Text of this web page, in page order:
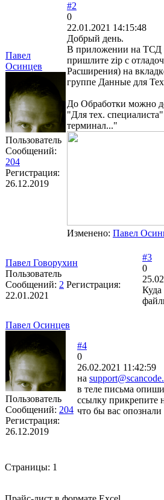
Павел
Осинцев
Пользователь
Сообщений:
204
Регистрация:
26.12.2019
#2
0
22.01.2021 14:15:48
Добрый день.
В приложении на ТСД
пришлите zip с
Расширения) на
группе Данные для
До Обработки можно
"Для тех.
терминал..."
Изменено: Павел
Павел Говорухин
Пользователь
Сообщений: 2 Регистрация:
22.01.2021
#3
0
Куда
Павел Осинцев
Пользователь
Сообщений: 204
Регистрация:
26.12.2019
#4
0
26.02.2021 11:42:59
на
в теле письма
ссылку прикрепите
что бы вас опознали
Страницы: 1